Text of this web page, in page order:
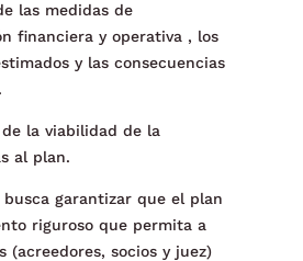
las medidas de
financiera y operativa , los
y las consecuencias
la viabilidad de la
al plan.
busca garantizar que el plan
riguroso que permita a
(acreedores, socios y juez)